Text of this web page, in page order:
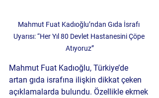
Mahmut Fuat Kadıoğlu’ndan Gıda İsrafı
Uyarısı: “Her Yıl 80 Devlet Hastanesini Çöpe
Atıyoruz”
Mahmut Fuat Kadıoğlu, Türkiye’de
artan gıda israfına ilişkin dikkat çeken
açıklamalarda bulundu. Özellikle ekmek